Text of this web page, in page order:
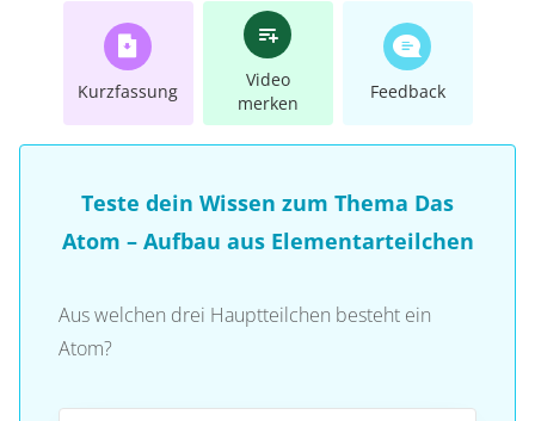
Kurzfassung
Video
merken
Feedback
Teste dein Wissen zum Thema Das
Atom – Aufbau aus Elementarteilchen
Aus welchen drei Hauptteilchen besteht ein
Atom?